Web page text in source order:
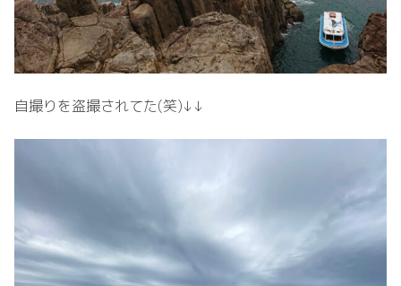
自撮りを盗撮されてた(笑)↓↓